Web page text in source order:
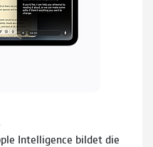
Intelligence bildet die